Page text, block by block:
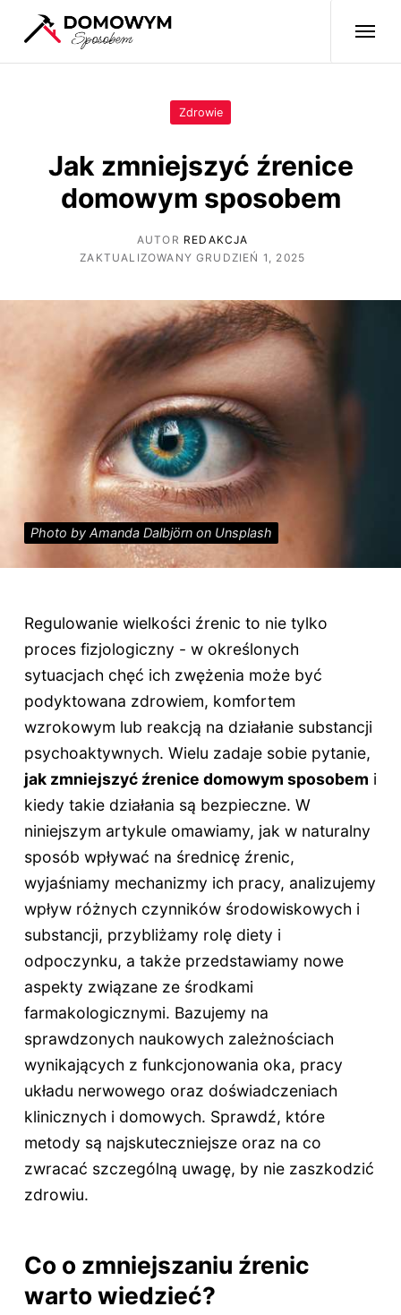
Zdrowie
Jak zmniejszyć źrenice
domowym sposobem
AUTOR REDAKCJA
ZAKTUALIZOWANY GRUDZIEŃ 1, 2025
Photo by Amanda Dalbjörn on Unsplash
Regulowanie wielkości źrenic to nie tylko
proces fizjologiczny - w określonych
sytuacjach chęć ich zwężenia może być
podyktowana zdrowiem, komfortem
wzrokowym lub reakcją na działanie substancji
psychoaktywnych. Wielu zadaje sobie pytanie,
jak zmniejszyć źrenice domowym sposobem i
kiedy takie działania są bezpieczne. W
niniejszym artykule omawiamy, jak w naturalny
sposób wpływać na średnicę źrenic,
wyjaśniamy mechanizmy ich pracy, analizujemy
wpływ różnych czynników środowiskowych i
substancji, przybliżamy rolę diety i
odpoczynku, a także przedstawiamy nowe
aspekty związane ze środkami
farmakologicznymi. Bazujemy na
sprawdzonych naukowych zależnościach
wynikających z funkcjonowania oka, pracy
układu nerwowego oraz doświadczeniach
klinicznych i domowych. Sprawdź, które
metody są najskuteczniejsze oraz na co
zwracać szczególną uwagę, by nie zaszkodzić
zdrowiu.
Co o zmniejszaniu źrenic
warto wiedzieć?